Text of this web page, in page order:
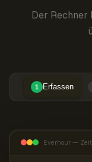
Der
1 Erfassen
Everhour —